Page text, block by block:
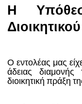
Η
Ο εντολέας μας
άδειας
διοικητική πράξη